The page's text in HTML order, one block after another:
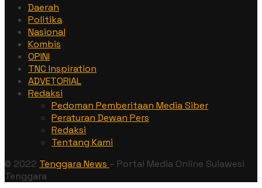
Daerah
Politika
Nasional
Kombis
OPINI
TNC Inspiration
ADVETORIAL
Redaksi
Pedoman Pemberitaan Media Siber
Peraturan Dewan Pers
Redaksi
Tentang Kami
© 2022 Tenggara News – Portal Media Online Sulawesi
Tenggara